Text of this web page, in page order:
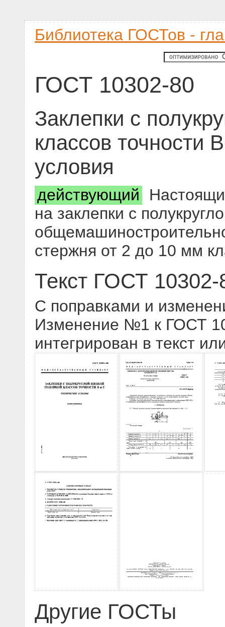
Библиотека ГОСТов -
ГОСТ 10302-80
Заклепки с
классов точности
условия
действующий
на заклепки с
стержня от 2 до 10 мм
Текст ГОСТ 10302-
С поправками и
Изменение №1 к ГОСТ
интегрирован в текст
Другие ГОСТы